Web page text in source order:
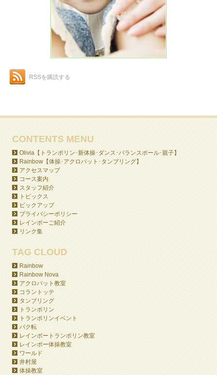
RSSを購読する
CONTENTS MENU
Olivia【トランポリン･新体操･ダンス･バランスボール･親子】
Rainbow【体操･アクロバット･タンブリング】
アクセスマップ
コース案内
スタッフ紹介
トピックス
ピックアップ
プライバシーポリシー
レインボーご紹介
リンク集
TAG CLOUD
Rainbow
Rainbow Nova
アクロバット教室
コラントッテ
タンブリング
トランポリン
トランポリンイベント
バク転
レインボートランポリン教室
レインボー体操教室
ワールド
井村屋
体操教室